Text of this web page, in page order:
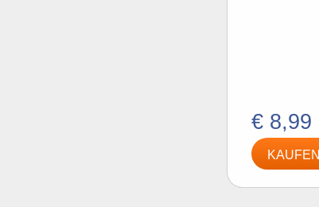
€ 8,99
KAUFEN